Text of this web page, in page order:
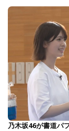
乃木坂46が書道パ